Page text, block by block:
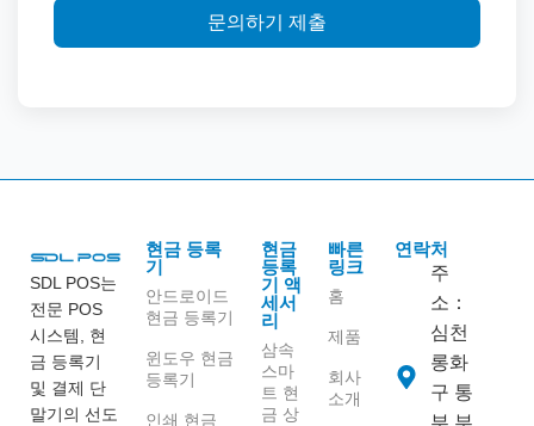
문의하기 제출
SDL POS는
전문 POS
시스템, 현
금 등록기
및 결제 단
말기의 선도
현금 등록
기
안드로이드
현금 등록기
윈도우 현금
등록기
인쇄 현금
현금
등록
기 액
세서
리
삼속
스마
트 현
금 상
빠른
링크
홈
제품
회사
소개
연락처
주
소：
심천
롱화
구 통